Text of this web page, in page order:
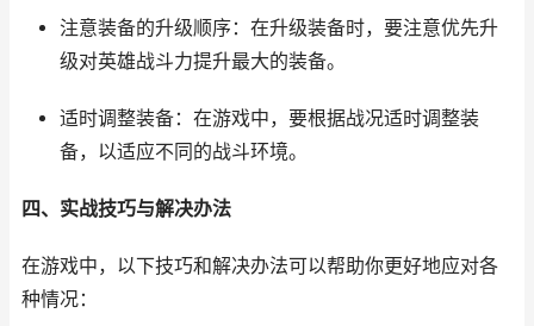
注意装备的升级顺序：在升级装备时，要注意优先升
级对英雄战斗力提升最大的装备。
适时调整装备：在游戏中，要根据战况适时调整装
备，以适应不同的战斗环境。
四、实战技巧与解决办法
在游戏中，以下技巧和解决办法可以帮助你更好地应对各
种情况：